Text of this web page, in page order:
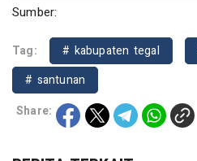
Sumber:
Tag: # kabupaten tegal
# santunan
Share: